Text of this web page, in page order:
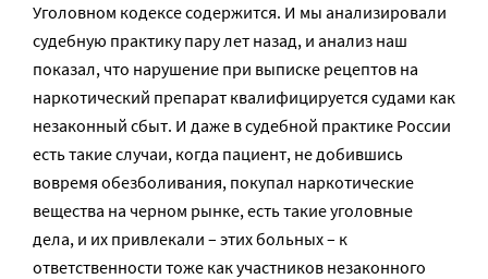
Уголовном кодексе содержится. И мы анализировали
судебную практику пару лет назад, и анализ наш
показал, что нарушение при выписке рецептов на
наркотический препарат квалифицируется судами как
незаконный сбыт. И даже в судебной практике России
есть такие случаи, когда пациент, не добившись
вовремя обезболивания, покупал наркотические
вещества на черном рынке, есть такие уголовные
дела, и их привлекали – этих больных – к
ответственности тоже как участников незаконного